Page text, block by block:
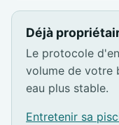
Déjà
Le protocole
volume de votre
eau plus stable.
Entretenir sa